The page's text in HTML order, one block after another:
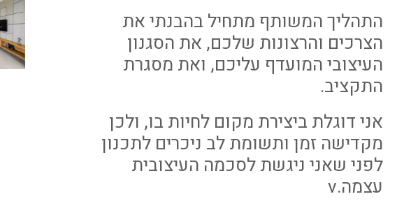
התהליך המשותף מתחיל בהבנתי את
הצרכים והרצונות שלכם, את הסגנון
העיצובי המועדף עליכם, ואת מסגרת
התקציב.
אני דוגלת ביצירת מקום לחיות בו, ולכן
מקדישה זמן ותשומת לב ניכרים לתכנון
לפני שאני ניגשת לסכמה העיצובית
עצמה.v